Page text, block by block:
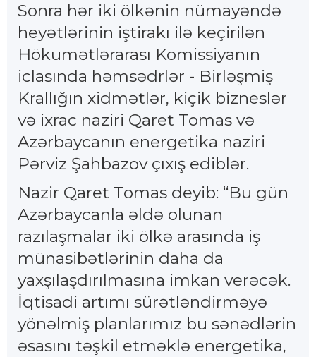
Sonra hər iki ölkənin nümayəndə
heyətlərinin iştirakı ilə keçirilən
Hökumətlərarası Komissiyanın
iclasında həmsədrlər - Birləşmiş
Krallığın xidmətlər, kiçik bizneslər
və ixrac naziri Qaret Tomas və
Azərbaycanın energetika naziri
Pərviz Şahbazov çıxış ediblər.
Nazir Qaret Tomas deyib: “Bu gün
Azərbaycanla əldə olunan
razılaşmalar iki ölkə arasında iş
münasibətlərinin daha da
yaxşılaşdırılmasına imkan verəcək.
İqtisadi artımı sürətləndirməyə
yönəlmiş planlarımız bu sənədlərin
əsasını təşkil etməklə energetika,